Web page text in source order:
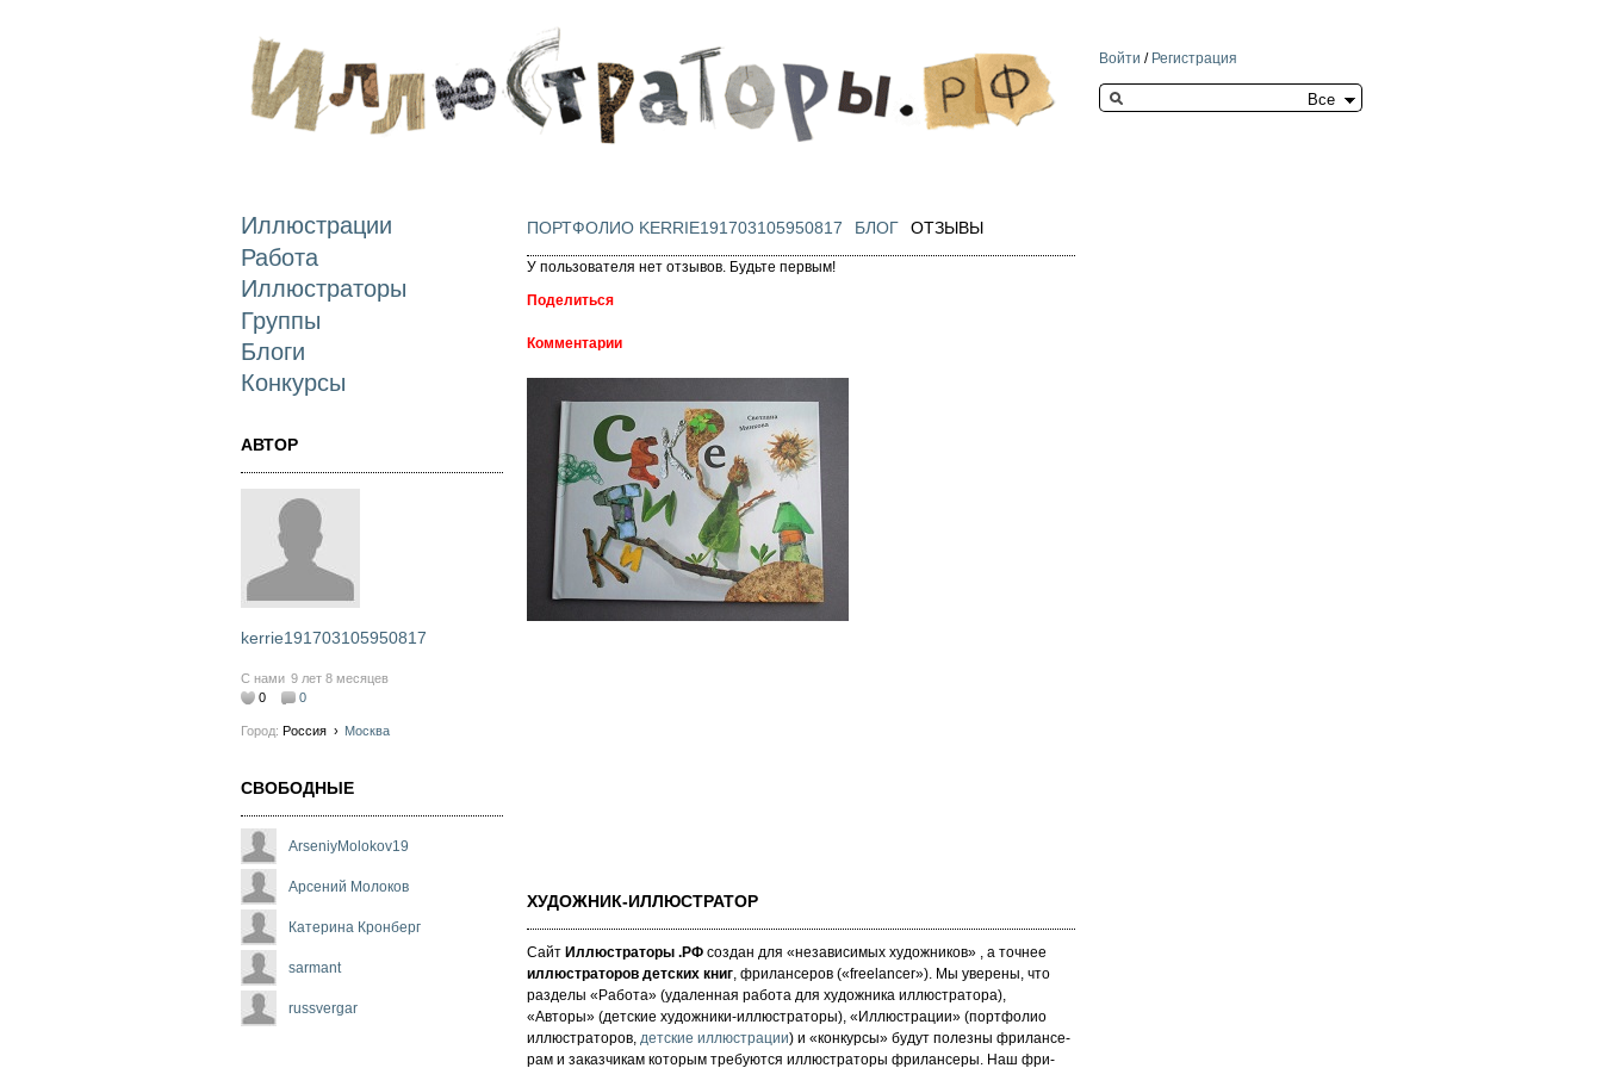
Войти / Регистрация
Search this site
Иллюстрации
Работа
Иллюстраторы
Группы
Блоги
Конкурсы
АВТОР
kerrie191703105950817
С нами 9 лет 8 месяцев
0
0
Город: Россия › Москва
СВОБОДНЫЕ
ArseniyMolokov19
Арсений Молоков
Катерина Кронберг
sarmant
russvergar
ПОРТФОЛИО KERRIE191703105950817 БЛОГ ОТЗЫВЫ
У пользователя нет отзывов. Будьте первым!
Поделиться
Комментарии
ХУДОЖНИК-ИЛЛЮСТРАТОР
Сайт Иллюстраторы .РФ создан для «не­за­ви­си­мых ху­дож­ни­ков» , а точнее
иллюстраторов детских книг, фрилансеров («fre­elan­cer»). Мы уве­ре­ны, что
раз­де­лы «Работа» (уда­лен­ная работа для художника иллюстратора),
«Авторы» (детские художники-иллюстраторы), «Иллюстрации» (портфолио
иллюстраторов, детские иллюстрации) и «кон­кур­сы» бу­дут по­лез­ны фри­лан­се­
рам и за­каз­чи­кам которым требуются иллюстраторы фрилансеры. Наш фри­